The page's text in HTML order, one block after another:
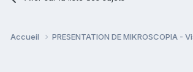
Accueil PRESENTATION DE MIKROSCOPIA -